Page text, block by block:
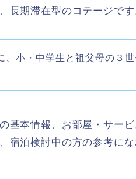
長期滞在型のコテージです
、小・中学生と祖父母の３
基本情報、お部屋・サー
宿泊検討中の方の参考にな